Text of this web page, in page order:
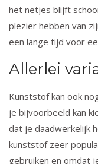
het netjes blijft
plezier hebben van
een lange tijd voor
Allerlei
Kunststof kan ook
je bijvoorbeeld kan
dat je daadwerkelijk
kunststof zeer
gebruiken en omdat